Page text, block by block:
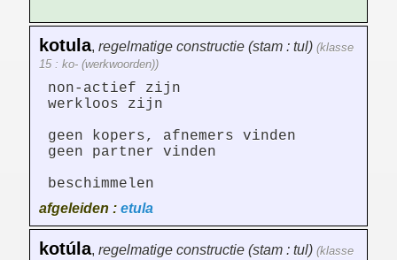
kotula, regelmatige constructie (stam : tul) (klasse
15 : ko- (werkwoorden))
non-actief zijn
werkloos zijn
geen kopers, afnemers vinden
geen partner vinden
beschimmelen
afgeleiden : etula
kotúla, regelmatige constructie (stam : tul) (klasse